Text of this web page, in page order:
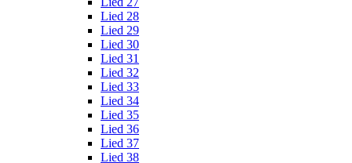
Lied 28
Lied 29
Lied 30
Lied 31
Lied 32
Lied 33
Lied 34
Lied 35
Lied 36
Lied 37
Lied 38